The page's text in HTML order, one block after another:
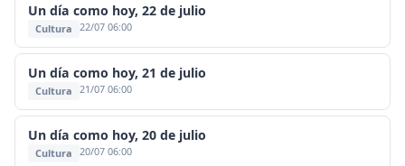
Un día como hoy, 22 de julio
Cultura 22/07 06:00
Un día como hoy, 21 de julio
Cultura 21/07 06:00
Un día como hoy, 20 de julio
Cultura 20/07 06:00